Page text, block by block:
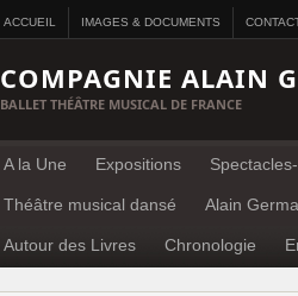
ACCUEIL IMAGES & DOCUMENTS
COMPAGNIE ALAIN
BALLET THÉÂTRE MUSICAL DE FRANCE
A la Une Expositions
Théâtre musical dansé Alain
Autour des Livres Chronologie